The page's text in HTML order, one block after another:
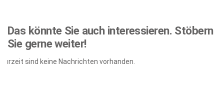
Das könnte Sie auch interessieren. Stöbern
Sie gerne weiter!
Zurzeit sind keine Nachrichten vorhanden.